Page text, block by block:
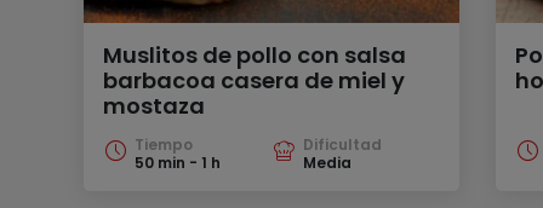
Muslitos de pollo con salsa
barbacoa casera de miel y
mostaza
Tiempo
50 min - 1 h
Dificultad
Media